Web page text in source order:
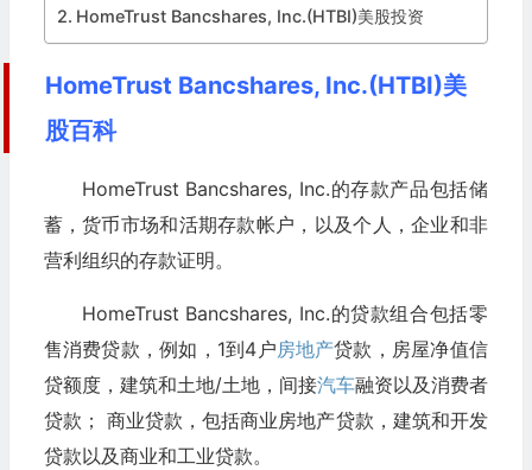
HomeTrust Bancshares, Inc.(HTBI)美股投资
HomeTrust Bancshares, Inc.(HTBI)美
股百科
HomeTrust Bancshares, Inc.的存款产品包括储
蓄，货币市场和活期存款帐户，以及个人，企业和非
营利组织的存款证明。
HomeTrust Bancshares, Inc.的贷款组合包括零
售消费贷款，例如，1到4户房地产贷款，房屋净值信
贷额度，建筑和土地/土地，间接汽车融资以及消费者
贷款； 商业贷款，包括商业房地产贷款，建筑和开发
贷款以及商业和工业贷款。